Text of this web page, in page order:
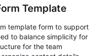
Template
template form to support
to balance simplicity for
for the team